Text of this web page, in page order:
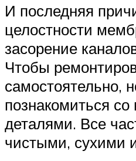
И последняя
целостности
засорение
Чтобы
самостоятельно,
познакомиться со
деталями. Все
чистыми, сухими